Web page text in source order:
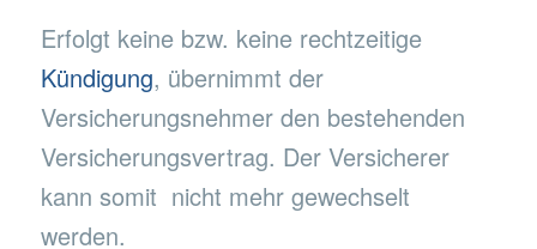
Erfolgt keine bzw. keine rechtzeitige
Kündigung, übernimmt der
Versicherungsnehmer den bestehenden
Versicherungsvertrag. Der Versicherer
kann somit nicht mehr gewechselt
werden.